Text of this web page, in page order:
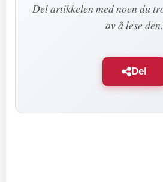
Del artikkelen med noen du
av å lese den.
Del